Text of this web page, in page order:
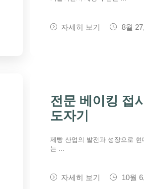
자세히 보기 8월
전문 베이킹 접
도자기
제빵 산업의 발전과 성장으로
는 ...
자세히 보기 10월